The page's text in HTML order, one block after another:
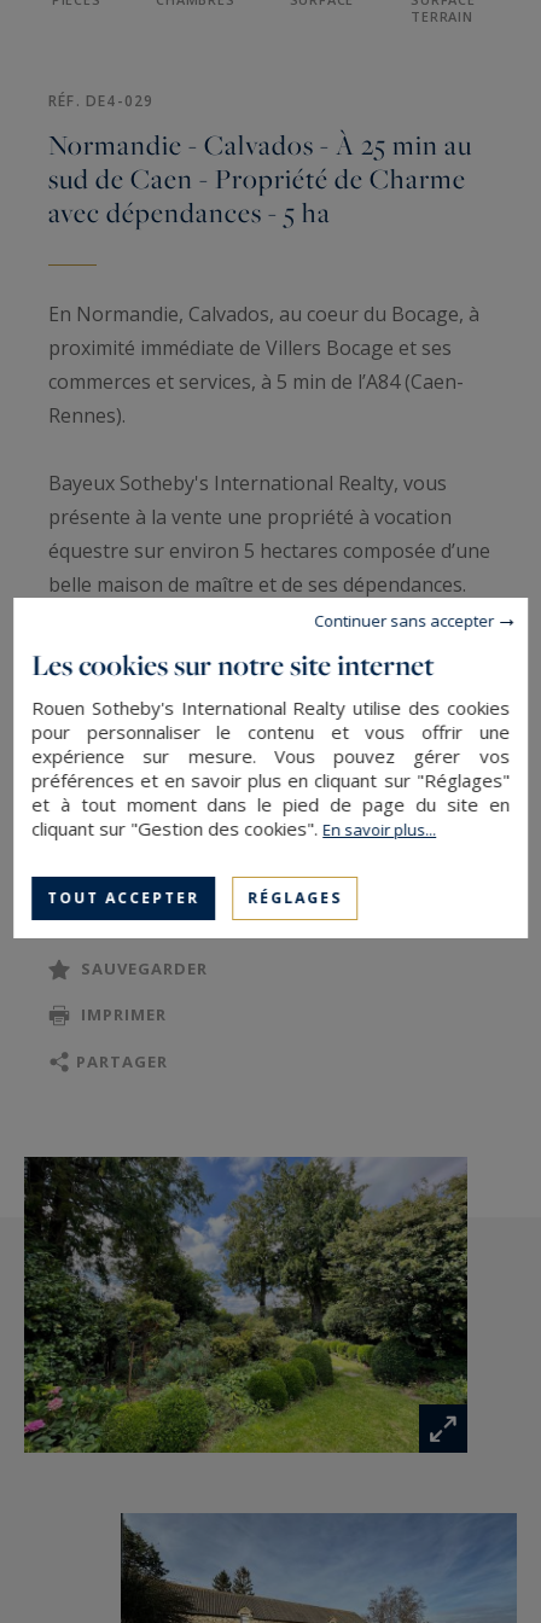
TERRAIN
RÉF. DE4-029
Normandie - Calvados - À 25 min au
sud de Caen - Propriété de Charme
avec dépendances - 5 ha
En Normandie, Calvados, au coeur du Bocage, à
proximité immédiate de Villers Bocage et ses
commerces et services, à 5 min de l’A84 (Caen-
Rennes).
Bayeux Sotheby's International Realty, vous
présente à la vente une propriété à vocation
équestre sur environ 5 hectares composée d’une
belle maison de maître et de ses dépendances.
Le logis principal de style classique s’élève sur
Au rez-de-chaussée, vous découvrirez une
distribution fonctionnelle des pièces de vie dont
une pièce de réception de plus de 50m², très
lumineuse grâce à sa hauteur sous plafond et sa
vitrées ouvrant sur un très joli jardin à l’anglaise.
Le palier-mezzanine de l’étage, des plus
avec sa salle de douche privative, une salle de
bains et des toilettes.
par deux lucarnes, présente notamment une
très belle chambre avec un plafond cathédrale et
une salle de jeux.
Les dépendances en pierre forment au nord de
la propriété une cour semi fermée avec un
important potentiel d’aménagement, en gîtes
par exemple.
être transformé à un autre usage.
Deux garages, une ancienne laiterie et une
LIRE LA SUITE
SAUVEGARDER
IMPRIMER
PARTAGER
Les cookies sur notre site internet
Rouen Sotheby's International Realty utilise des cookies
pour personnaliser le contenu et vous offrir une
expérience sur mesure. Vous pouvez gérer vos
préférences et en savoir plus en cliquant sur "Réglages"
et à tout moment dans le pied de page du site en
cliquant sur "Gestion des cookies".En savoir plus...
TOUT ACCEPTER RÉGLAGES
Continuer sans accepter